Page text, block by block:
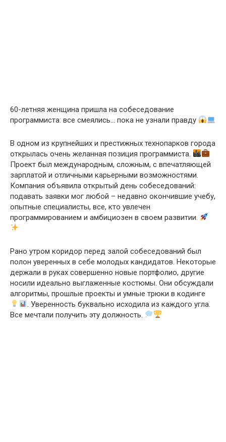
60-летняя женщина пришла на собеседование
программиста: все смеялись… пока не узнали правду
В одном из крупнейших и престижных технопарков города
открылась очень желанная позиция программиста.
Проект был международным, сложным, с впечатляющей
зарплатой и отличными карьерными возможностями.
Компания объявила открытый день собеседований:
подавать заявки мог любой – недавно окончившие учебу,
опытные специалисты, все, кто увлечен
программированием и амбициозен в своем развитии.
Рано утром коридор перед залой собеседований был
полон уверенных в себе молодых кандидатов. Некоторые
держали в руках совершенно новые портфолио, другие
носили идеально выглаженные костюмы. Они обсуждали
алгоритмы, прошлые проекты и умные трюки в кодинге
. Уверенность буквально исходила из каждого угла.
Все мечтали получить эту должность.